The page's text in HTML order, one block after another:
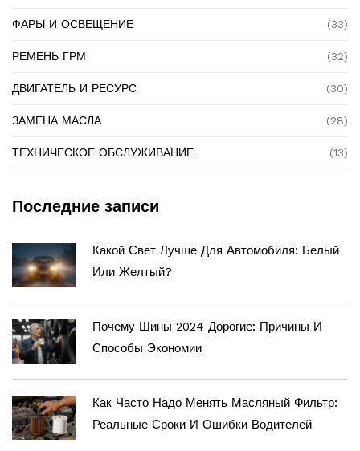
ФАРЫ И ОСВЕЩЕНИЕ (33)
РЕМЕНЬ ГРМ (32)
ДВИГАТЕЛЬ И РЕСУРС (30)
ЗАМЕНА МАСЛА (28)
ТЕХНИЧЕСКОЕ ОБСЛУЖИВАНИЕ (13)
Последние записи
Какой Свет Лучше Для Автомобиля: Белый
Или Желтый?
Почему Шины 2024 Дорогие: Причины И
Способы Экономии
Как Часто Надо Менять Масляный Фильтр:
Реальные Сроки И Ошибки Водителей